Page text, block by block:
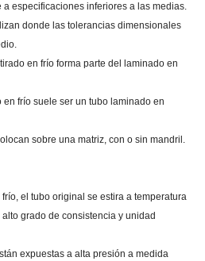
especificaciones inferiores a las medias.
donde las tolerancias dimensionales
en frío forma parte del laminado en
frío suele ser un tubo laminado en
sobre una matriz, con o sin mandril.
el tubo original se estira a temperatura
grado de consistencia y unidad
expuestas a alta presión a medida